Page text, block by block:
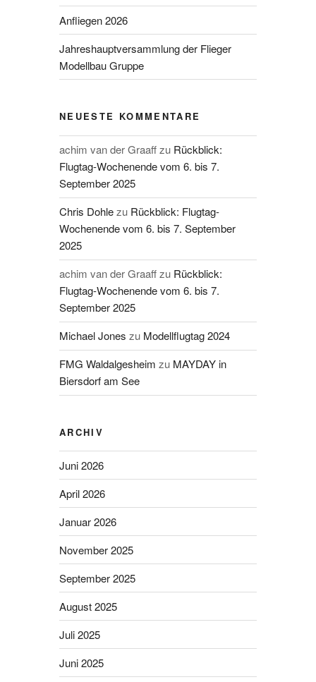
Anfliegen 2026
Jahreshauptversammlung der Flieger
Modellbau Gruppe
NEUESTE KOMMENTARE
achim van der Graaffzu Rückblick:
Flugtag-Wochenende vom 6. bis 7.
September 2025
Chris Dohlezu Rückblick: Flugtag-
Wochenende vom 6. bis 7. September
2025
achim van der Graaffzu Rückblick:
Flugtag-Wochenende vom 6. bis 7.
September 2025
Michael Jones zu Modellflugtag 2024
FMG Waldalgesheim zu MAYDAY in
Biersdorf am See
ARCHIV
Juni 2026
April 2026
Januar 2026
November 2025
September 2025
August 2025
Juli 2025
Juni 2025